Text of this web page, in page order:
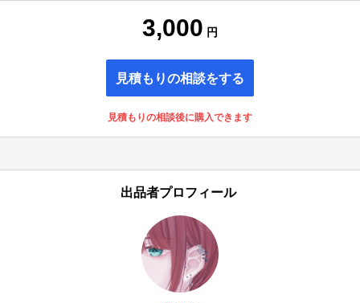
3,000 円
見積もりの相談をする
見積もりの相談後に購入できます
出品者プロフィール